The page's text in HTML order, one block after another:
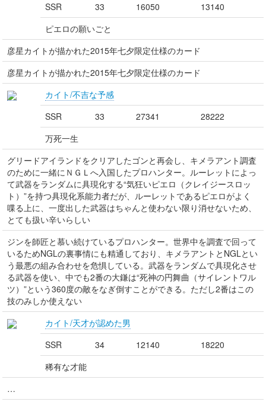
SSR
33 16050
13140
ピエロの願いごと
彦星カイトが描かれた2015年七夕限定仕様のカード
彦星カイトが描かれた2015年七夕限定仕様のカード
カイト/不吉な予感
SSR
33 27341
28222
万死一生
グリードアイランドをクリアしたゴンと再会し、キメラアント調査
のために一緒にＮＧＬへ入国したプロハンター。ルーレットによっ
て武器をランダムに具現化する“気狂いピエロ（クレイジースロッ
ト）”を持つ具現化系能力者だが、ルーレットであるピエロがよく
喋る上に、一度出した武器はちゃんと使わない限り消せないため、
とても扱い辛いらしい
ジンを師匠と慕い続けているプロハンター。世界中を調査で回って
いるためNGLの裏事情にも精通しており、キメラアントとNGLとい
う最悪の組み合わせを危惧している。武器をランダムで具現化させ
る武器を使い、中でも2番の大鎌は“死神の円舞曲（サイレントワル
ツ）”という360度の敵をなぎ倒すことができる。ただし2番はこの
技のみしか使えない
カイト/天才が認めた男
SSR
34 12140
18220
稀有な才能
…